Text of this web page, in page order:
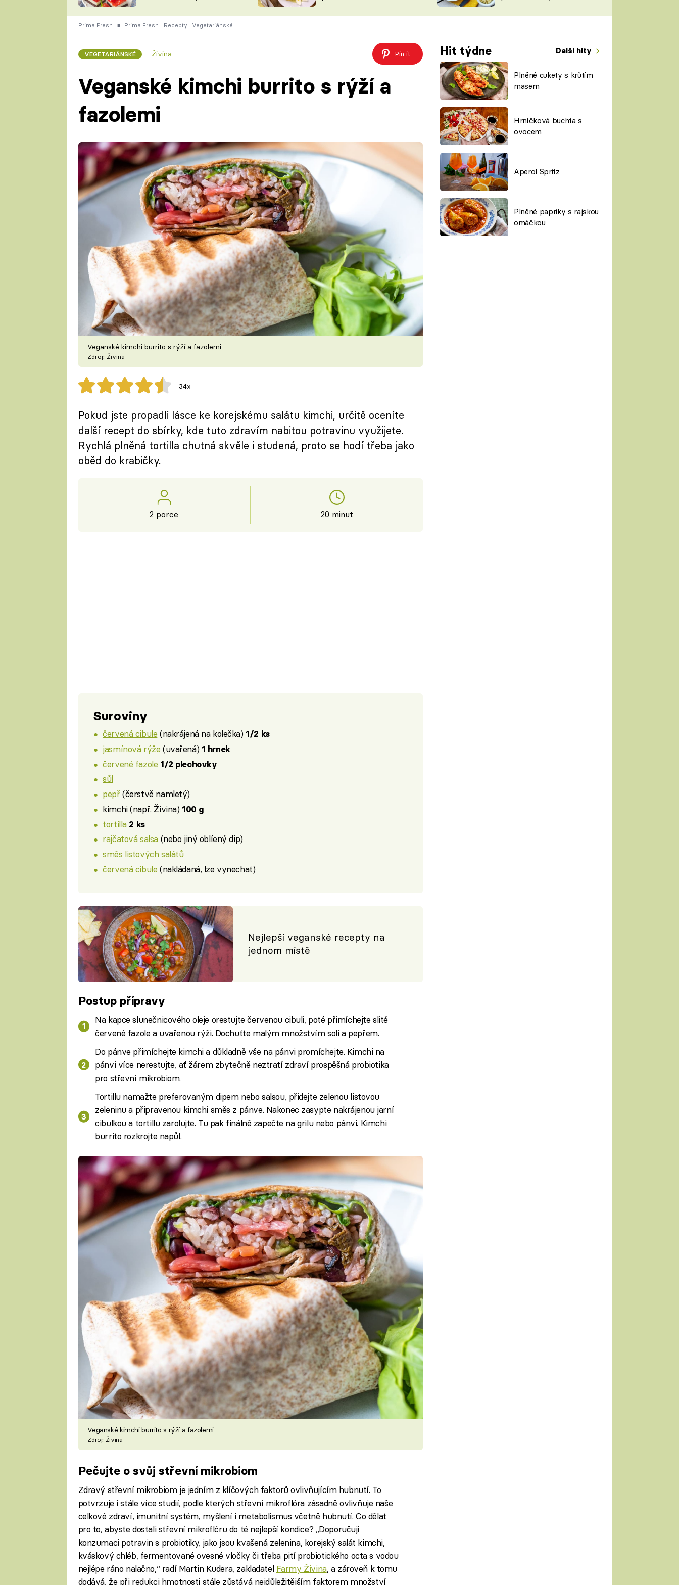
ČESKO NA TALÍŘI
KUCHAŘKA
VYCHYTÁVKY
ŠÉFREDAKTORKY
ČASOPIS
Prima Fresh ■ Prima Fresh Recepty Vegetariánské
VEGETARIÁNSKÉ Živina Pin it Hit týdne Další hity
Plněné cukety s krůtím
masem
Hrníčková buchta s
ovocem
Aperol Spritz
Plněné papriky s rajskou
omáčkou
Veganské kimchi burrito s rýží a
fazolemi
Veganské kimchi burrito s rýží a fazolemi
Zdroj: Živina
34x
Pokud jste propadli lásce ke korejskému salátu kimchi, určitě oceníte
další recept do sbírky, kde tuto zdravím nabitou potravinu využijete.
Rychlá plněná tortilla chutná skvěle i studená, proto se hodí třeba jako
oběd do krabičky.
2 porce 20 minut
Suroviny
červená cibule (nakrájená na kolečka) 1/2 ks
jasmínová rýže (uvařená) 1 hrnek
červené fazole 1/2 plechovky
sůl
pepř (čerstvě namletý)
kimchi (např. Živina) 100 g
tortilla 2 ks
rajčatová salsa(nebo jiný oblíený dip)
směs listových salátů
červená cibule (nakládaná, lze vynechat)
Nejlepší veganské recepty na
jednom místě
Postup přípravy
Na kapce slunečnicového oleje orestujte červenou cibuli, poté přimíchejte slité
červené fazole a uvařenou rýži. Dochuťte malým množstvím soli a pepřem.
Do pánve přimíchejte kimchi a důkladně vše na pánvi promíchejte. Kimchi na
pánvi více nerestujte, ať žárem zbytečně neztratí zdraví prospěšná probiotika
pro střevní mikrobiom.
Tortillu namažte preferovaným dipem nebo salsou, přidejte zelenou listovou
zeleninu a připravenou kimchi směs z pánve. Nakonec zasypte nakrájenou jarní
cibulkou a tortillu zarolujte. Tu pak finálně zapečte na grilu nebo pánvi. Kimchi
burrito rozkrojte napůl.
Veganské kimchi burrito s rýží a fazolemi
Zdroj: Živina
Pečujte o svůj střevní mikrobiom
Zdravý střevní mikrobiom je jedním z klíčových faktorů ovlivňujícím hubnutí. To
potvrzuje i stále více studií, podle kterých střevní mikroflóra zásadně ovlivňuje naše
celkové zdraví, imunitní systém, myšlení i metabolismus včetně hubnutí. Co dělat
pro to, abyste dostali střevní mikroflóru do té nejlepší kondice? „Doporučuji
konzumaci potravin s probiotiky, jako jsou kvašená zelenina, korejský salát kimchi,
kváskový chléb, fermentované ovesné vločky či třeba pití probiotického octa s vodou
nejlépe ráno nalačno,“ radí Martin Kudera, zakladatel Farmy Živina, a zároveň k tomu
dodává, že při redukci hmotnosti stále zůstává nejdůležitějším faktorem množství